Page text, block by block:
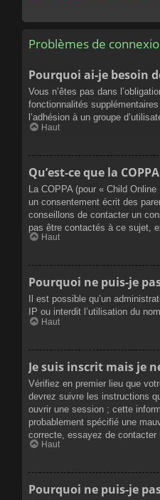
Problèmes de
Pourquoi ai-je besoin
Vous n’êtes pas dans
fonctionnalités
l’adhésion à un groupe
Haut
Qu’est-ce que la
La COPPA (pour « Child
un consentement écrit des
conseillons de contacter un
pas être contactés à ce sujet,
Haut
Pourquoi ne puis-je
Il est possible qu’un
IP ou interdit l’utilisation du
Haut
Je suis inscrit mais je
Vérifiez en premier lieu que
devrez suivre les instructions
ouvrir une session ; cette
probablement spécifié une
correcte, essayez de contacter
Haut
Pourquoi ne puis-je